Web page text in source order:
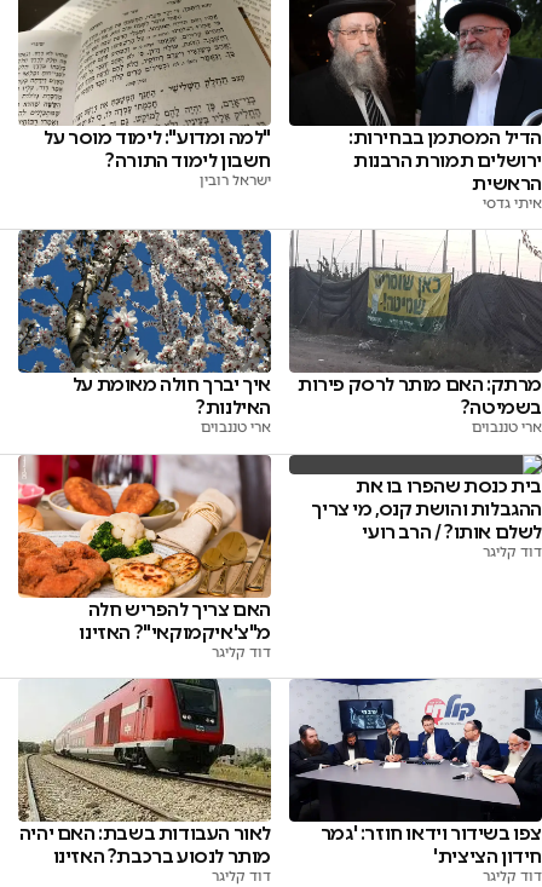
הדיל המסתמן בבחירות:
ירושלים תמורת הרבנות
הראשית
איתי גדסי
"למה ומדוע": לימוד מוסר על
חשבון לימוד התורה?
ישראל רובין
מרתק: האם מותר לרסק פירות
בשמיטה?
ארי טננבוים
איך יברך חולה מאומת על
האילנות?
ארי טננבוים
בית כנסת שהפרו בו את
ההגבלות והושת קנס, מי צריך
לשלם אותו? / הרב רועי
מושקוביץ
דוד קליגר
האם צריך להפריש חלה
מ"צ'איקמוקאי"? האזינו
דוד קליגר
צפו בשידור וידאו חוזר: 'גמר
חידון הציצית'
דוד קליגר
לאור העבודות בשבת: האם יהיה
מותר לנסוע ברכבת? האזינו
דוד קליגר